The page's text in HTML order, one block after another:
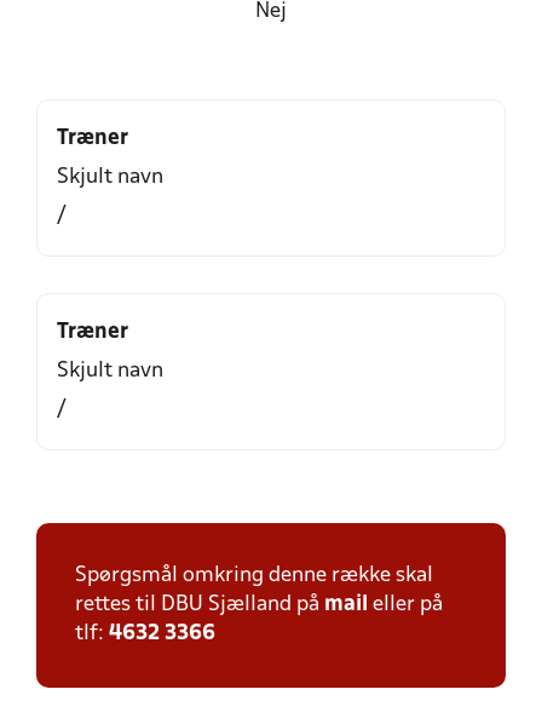
Nej
Træner
Skjult navn
/
Træner
Skjult navn
/
Spørgsmål omkring denne række skal
rettes til DBU Sjælland på mail eller på
tlf: 4632 3366